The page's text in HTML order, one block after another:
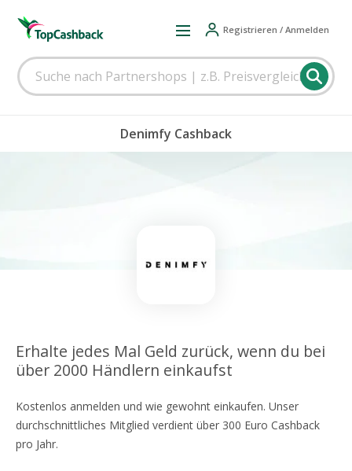
Registrieren / Anmelden
Denimfy Cashback
Erhalte jedes Mal Geld zurück, wenn du bei
über 2000 Händlern einkaufst
Kostenlos anmelden und wie gewohnt einkaufen. Unser
durchschnittliches Mitglied verdient über 300 Euro Cashback
pro Jahr.